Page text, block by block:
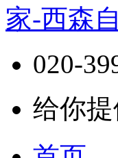
020-
给你